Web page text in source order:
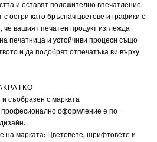
и оставят положително впечатление.
с остри като бръснач цветове и графики с
че вашият печатен продукт изглежда
печатница и устойчиви процеси също
и да подобрят отпечатъка ви върху
съобразен с марката
професионално оформление е по-
на марката: Цветовете, шрифтовете и